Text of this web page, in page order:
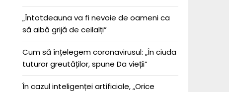
„Întotdeauna va fi nevoie de oameni ca
să aibă grijă de ceilalți”
Cum să înțelegem coronavirusul: „În ciuda
tuturor greutăților, spune Da vieții”
În cazul inteligenței artificiale, „Orice